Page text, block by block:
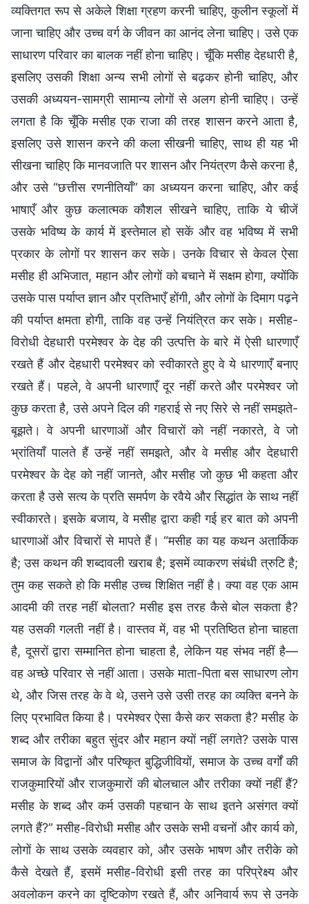
व्यक्तिगत रूप से अकेले शिक्षा ग्रहण करनी चाहिए, कुलीन स्कूलों में
जाना चाहिए और उच्च वर्ग के जीवन का आनंद लेना चाहिए। उसे एक
साधारण परिवार का बालक नहीं होना चाहिए। चूँकि मसीह देहधारी है,
इसलिए उसकी शिक्षा अन्य सभी लोगों से बढ़कर होनी चाहिए, और
उसकी अध्ययन-सामग्री सामान्य लोगों से अलग होनी चाहिए। उन्हें
लगता है कि चूँकि मसीह एक राजा की तरह शासन करने आता है,
इसलिए उसे शासन करने की कला सीखनी चाहिए, साथ ही यह भी
सीखना चाहिए कि मानवजाति पर शासन और नियंत्रण कैसे करना है,
और उसे “छत्तीस रणनीतियाँ” का अध्ययन करना चाहिए, और कई
भाषाएँ और कुछ कलात्मक कौशल सीखने चाहिए, ताकि ये चीजें
उसके भविष्य के कार्य में इस्तेमाल हो सकें और वह भविष्य में सभी
प्रकार के लोगों पर शासन कर सके। उनके विचार से केवल ऐसा
मसीह ही अभिजात, महान और लोगों को बचाने में सक्षम होगा, क्योंकि
उसके पास पर्याप्त ज्ञान और प्रतिभाएँ होंगी, और लोगों के दिमाग पढ़ने
की पर्याप्त क्षमता होगी, ताकि वह उन्हें नियंत्रित कर सके। मसीह-
विरोधी देहधारी परमेश्वर के देह की उत्पत्ति के बारे में ऐसी धारणाएँ
रखते हैं और देहधारी परमेश्वर को स्वीकारते हुए वे ये धारणाएँ बनाए
रखते हैं। पहले, वे अपनी धारणाएँ दूर नहीं करते और परमेश्वर जो
कुछ करता है, उसे अपने दिल की गहराई से नए सिरे से नहीं समझते-
बूझते। वे अपनी धारणाओं और विचारों को नहीं नकारते, वे जो
भ्रांतियाँ पालते हैं उन्हें नहीं समझते, और वे मसीह और देहधारी
परमेश्वर के देह को नहीं जानते, और मसीह जो कुछ भी कहता और
करता है उसे सत्य के प्रति समर्पण के रवैये और सिद्धांत के साथ नहीं
स्वीकारते। इसके बजाय, वे मसीह द्वारा कही गई हर बात को अपनी
धारणाओं और विचारों से मापते हैं। “मसीह का यह कथन अतार्किक
है; उस कथन की शब्दावली खराब है; इसमें व्याकरण संबंधी त्रुटि है;
तुम कह सकते हो कि मसीह उच्च शिक्षित नहीं है। क्या वह एक आम
आदमी की तरह नहीं बोलता? मसीह इस तरह कैसे बोल सकता है?
यह उसकी गलती नहीं है। वास्तव में, वह भी प्रतिष्ठित होना चाहता
है, दूसरों द्वारा सम्मानित होना चाहता है, लेकिन यह संभव नहीं है—
वह अच्छे परिवार से नहीं आता। उसके माता-पिता बस साधारण लोग
थे, और जिस तरह के वे थे, उसने उसे उसी तरह का व्यक्ति बनने के
लिए प्रभावित किया है। परमेश्वर ऐसा कैसे कर सकता है? मसीह के
शब्द और तरीका बहुत सुंदर और महान क्यों नहीं लगते? उसके पास
समाज के विद्वानों और परिष्कृत बुद्धिजीवियों, समाज के उच्च वर्गों की
राजकुमारियों और राजकुमारों की बोलचाल और तरीका क्यों नहीं हैं?
मसीह के शब्द और कर्म उसकी पहचान के साथ इतने असंगत क्यों
लगते हैं?” मसीह-विरोधी मसीह और उसके सभी वचनों और कार्य को,
लोगों के साथ उसके व्यवहार को, और उसके भाषण और तरीके को
कैसे देखते हैं, इसमें मसीह-विरोधी इसी तरह का परिप्रेक्ष्य और
अवलोकन करने का दृष्टिकोण रखते हैं, और अनिवार्य रूप से उनके